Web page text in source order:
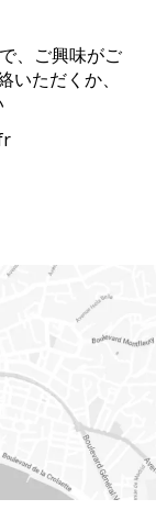
、ご興味がご
ただくか、